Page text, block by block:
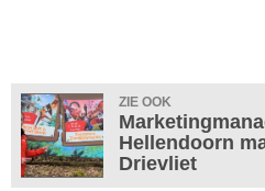
ZIE OOK
Hellendoorn
Drievliet